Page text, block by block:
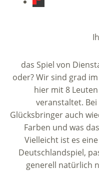
das Spiel von
oder? Wir sind grad
hier mit 8
veranstaltet.
Glücksbringer auch
Farben und was
Vielleicht ist es
Deutschlandspiel,
generell natürlich